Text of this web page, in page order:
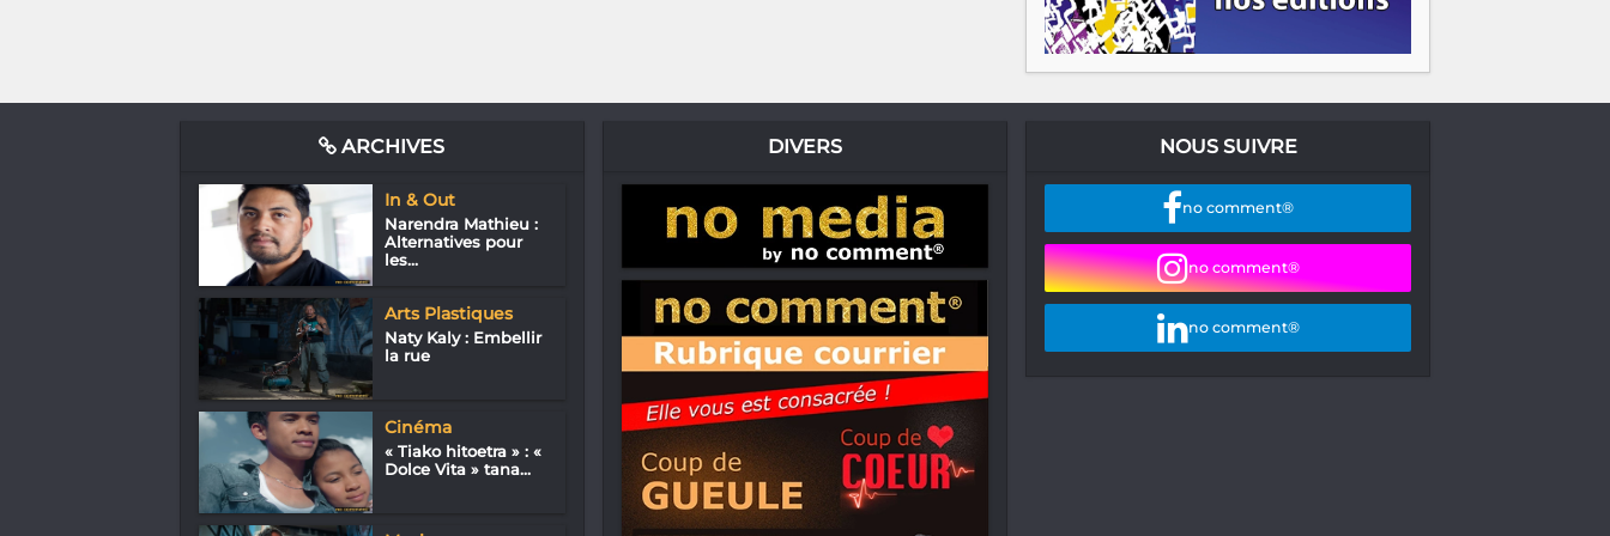
ARCHIVES
In & Out
Narendra Mathieu :
Alternatives pour
les...
Arts Plastiques
Naty Kaly : Embellir
la rue
Cinéma
« Tiako hitoetra » : «
Dolce Vita » tana...
DIVERS NOUS SUIVRE
no comment®
no comment®
no comment®